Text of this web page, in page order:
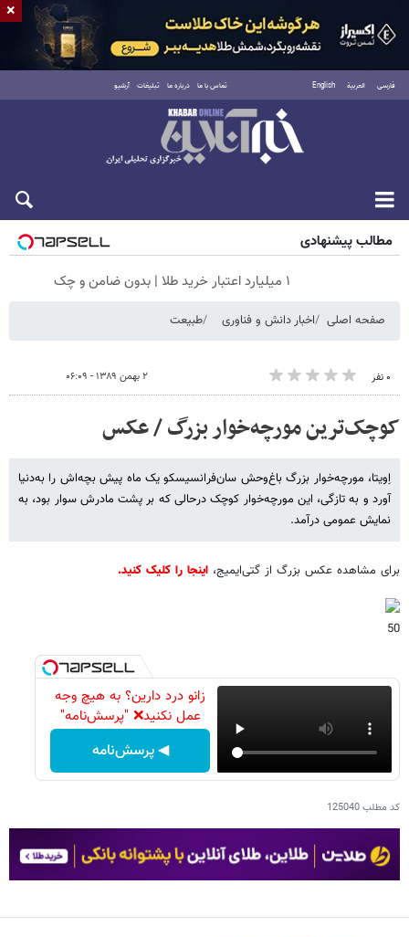
فارسی العربية English تماس با ما درباره ما تبلیغات آرشیو
شنبه ۱۷ مرداد ۱۴۰۵
مطالب پیشنهادی
۱ میلیارد اعتبار خرید طلا | بدون ضامن و چک
صفحه اصلی اخبار دانش و فناوری طبیعت
۰ نفر ۲ بهمن ۱۳۸۹ - ۰۶:۰۹
کوچک‌ترین مورچه‌خوار بزرگ / عکس
اِویتا، مورچه‌خوار بزرگ باغ‌وحش سان‌فرانسیسکو یک ماه پیش بچه‌اش را به‌دنیا
آورد و به تازگی، این مورچه‌خوار کوچک درحالی که بر پشت مادرش سوار بود، به
نمایش عمومی درآمد.
برای مشاهده عکس بزرگ از گتی‌ایمیج، اینجا را کلیک کنید.
50
زانو درد دارین؟ به هیچ وجه
عمل نکنید❌ "پرسش‌نامه"
◀ پرسش‌نامه
کد مطلب125040
×